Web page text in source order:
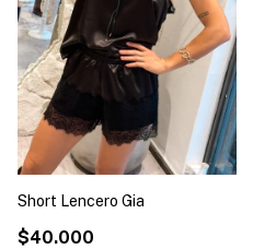
Short Lencero Gia
$40.000